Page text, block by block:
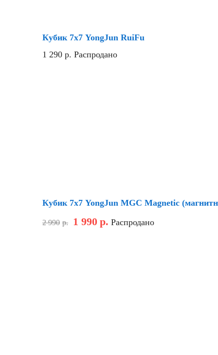
Кубик 7х7 YongJun RuiFu
1 290 р. Распродано
Кубик 7х7 YongJun MGC Magnetic
2 990 р. 1 990 р. Распродано